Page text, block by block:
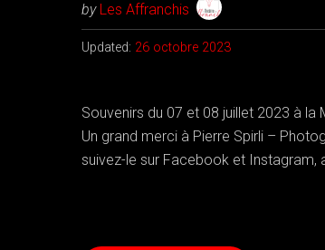
by Les Affranchis
Updated: 26 octobre 2023
Souvenirs du 07 et 08 juillet 2023 à
Un grand merci à Pierre Spirli –
suivez-le sur Facebook et Instagram,